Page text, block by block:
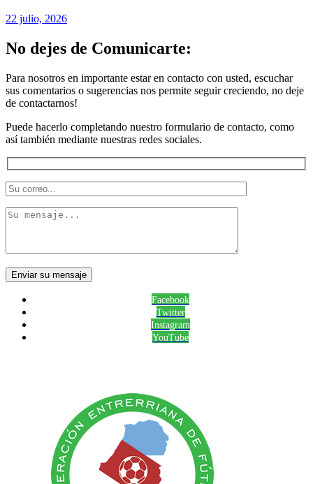
22 julio, 2026
No dejes de Comunicarte:
Para nosotros en importante estar en contacto con usted, escuchar
sus comentarios o sugerencias nos permite seguir creciendo, no deje
de contactarnos!
Puede hacerlo completando nuestro formulario de contacto, como
así también mediante nuestras redes sociales.
Facebook
Twitter
Instagram
YouTube